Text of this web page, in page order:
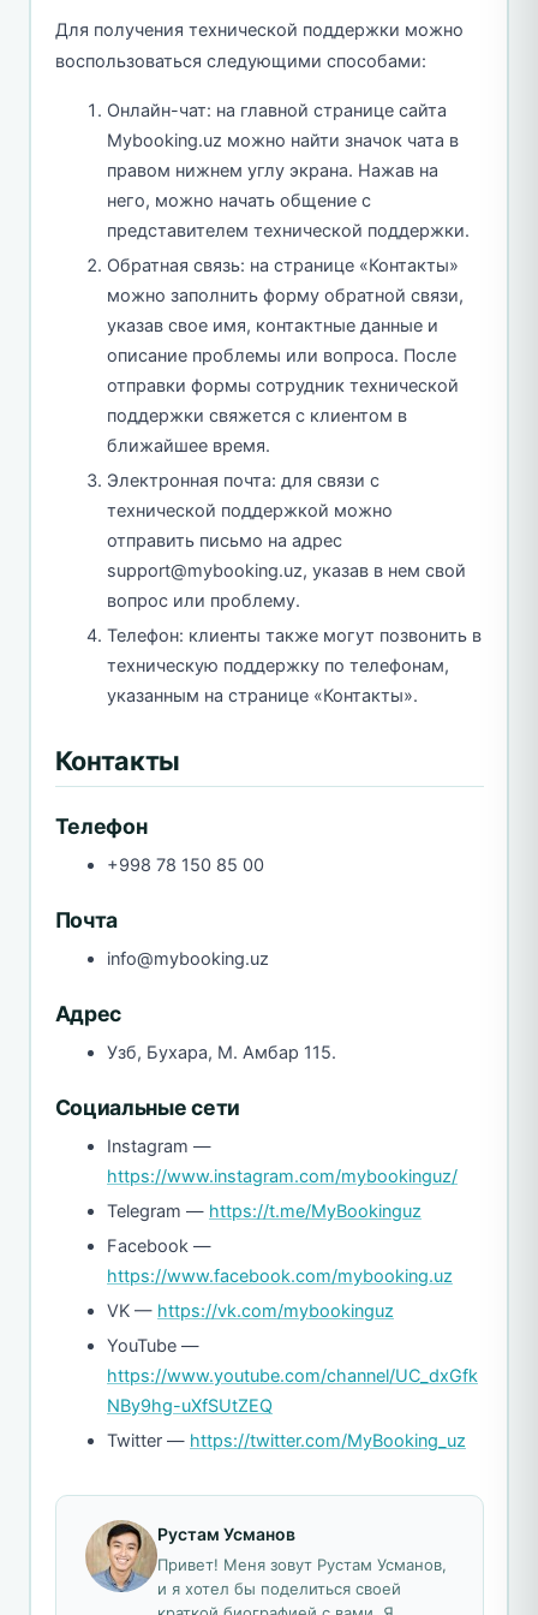
Для получения технической поддержки можно
воспользоваться следующими способами:
Онлайн-чат: на главной странице сайта
Mybooking.uz можно найти значок чата в
правом нижнем углу экрана. Нажав на
него, можно начать общение с
представителем технической поддержки.
Обратная связь: на странице «Контакты»
можно заполнить форму обратной связи,
указав свое имя, контактные данные и
описание проблемы или вопроса. После
отправки формы сотрудник технической
поддержки свяжется с клиентом в
ближайшее время.
Электронная почта: для связи с
технической поддержкой можно
отправить письмо на адрес
support@mybooking.uz, указав в нем свой
вопрос или проблему.
Телефон: клиенты также могут позвонить в
техническую поддержку по телефонам,
указанным на странице «Контакты».
Контакты
Телефон
+998 78 150 85 00
Почта
info@mybooking.uz
Адрес
Узб, Бухара, М. Амбар 115.
Социальные сети
Instagram —
https://www.instagram.com/mybookinguz/
Telegram — https://t.me/MyBookinguz
Facebook —
https://www.facebook.com/mybooking.uz
VK — https://vk.com/mybookinguz
YouTube —
https://www.youtube.com/channel/UC_dxGfk
NBy9hg-uXfSUtZEQ
Twitter — https://twitter.com/MyBooking_uz
Рустам Усманов
Привет! Меня зовут Рустам Усманов,
и я хотел бы поделиться своей